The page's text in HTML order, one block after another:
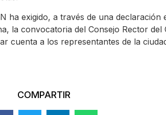
ha exigido, a través de una declaración
la convocatoria del Consejo Rector del
cuenta a los representantes de la
COMPARTIR